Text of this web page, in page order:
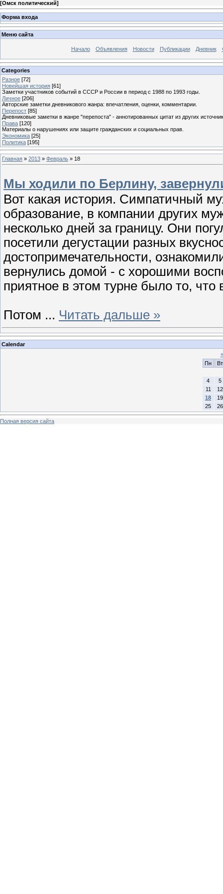
[Омск политический]
Форма входа
Меню сайта
Начало Объявления Новости Публикации Дневник
Categories
Разное [72]
Новейшая история [61]
Заметки участников событий в СССР и России в период с 1988 по 1993 годы.
Личное [206]
Авторские заметки дневникового жанра: впечатления, оценки, комментарии.
Перепост [85]
Дневниковые заметки в жанре "перепоста" - аннотированных цитат из других
Права [120]
Материалы о нарушениях или защите гражданских и социальных прав.
Экономика [25]
Политика [195]
Главная » 2013 » Февраль » 18
Мы ходили по Берлину,
Вот какая история. Симпатичный
образование, в компании других
несколько дней за границу. Они
посетили дегустации разных
достопримечательности,
вернулись домой - с хорошими
приятное в этом турне было то,
Потом ... Читать дальше »
Calendar
«
Пн
Вт
4
5
11
12
18
19
25
26
Полная версия сайта